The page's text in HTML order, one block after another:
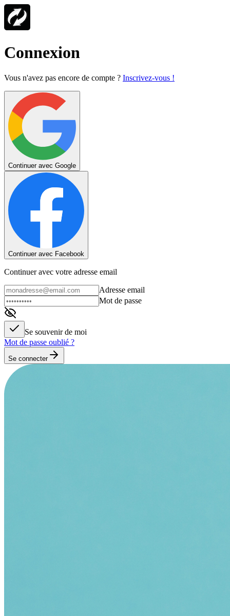
Connexion
Vous n'avez pas encore de compte ? Inscrivez-vous !
Continuer avec Google
Continuer avec Facebook
Continuer avec votre adresse email
Adresse email
Mot de passe
Se souvenir de moi
Mot de passe oublié ?
Se connecter